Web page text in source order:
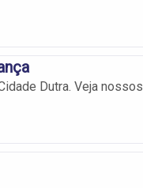
Dutra. Veja nossos